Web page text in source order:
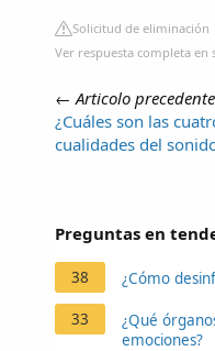
Solicitud de eliminación
Ver respuesta completa en
← Articolo precedente
¿Cuáles son las
cualidades del
Preguntas en
38 ¿Cómo
33
¿Qué
emociones?